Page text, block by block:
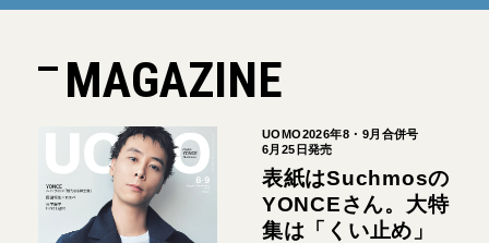
MAGAZINE
UOMO2026年8・9月合併号
6月25日発売
表紙はSuchmosの
YONCEさん。大特
集は「くい止め」